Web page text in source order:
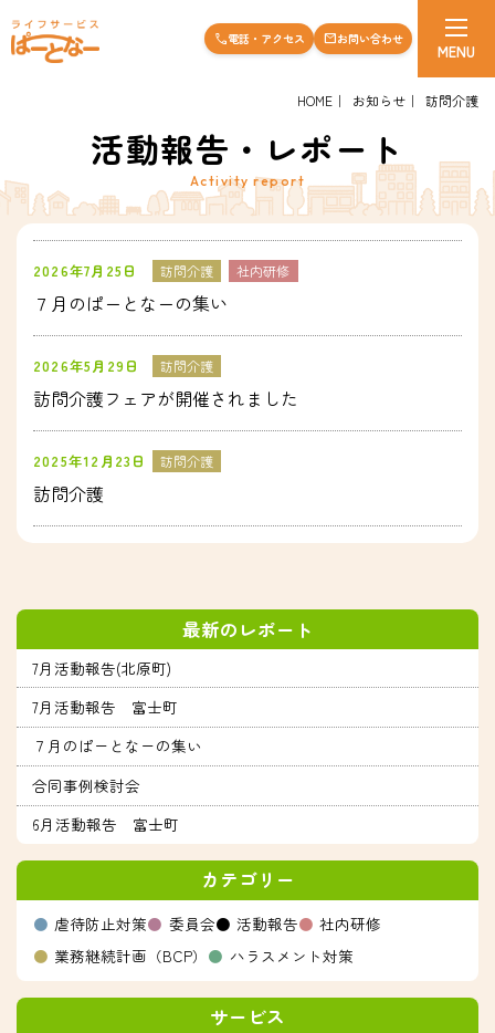
call電話・アクセス mailお問い合わせ
MENU
HOME お知らせ 訪問介護
活動報告・レポート
Activity report
2026年7月25日 訪問介護 社内研修
７月のぱーとなーの集い
2026年5月29日 訪問介護
訪問介護フェアが開催されました
2025年12月23日 訪問介護
訪問介護
最新のレポート
7月活動報告(北原町)
7月活動報告 富士町
７月のぱーとなーの集い
合同事例検討会
6月活動報告 富士町
カテゴリー
虐待防止対策 委員会 活動報告
社内研修
業務継続計画（BCP）
ハラスメント対策
サービス